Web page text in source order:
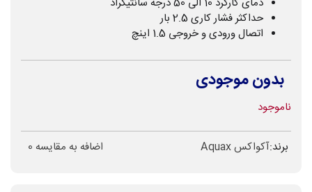
حداکثر فشار کاری 2.5 بار
اتصال ورودی و خروجی 1.5 اینچ
بدون موجودی
ناموجود
برند:آکواکس Aquax اضافه به مقایسه 0